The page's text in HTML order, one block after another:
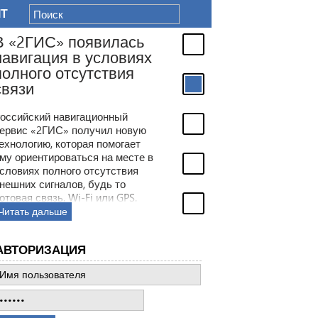
«2ГИС» появилась
в условиях
отсутствия
навигационный
«2ГИС» получил новую
которая помогает
ориентироваться на месте в
полного отсутствия
сигналов, будь то
связь, Wi-Fi или GPS.
этого сервис будет
на встроенные в
дальше